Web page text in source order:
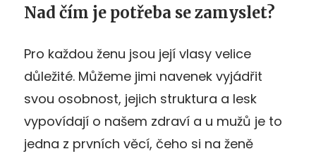
Nad čím je potřeba se zamyslet?
Pro každou ženu jsou její vlasy velice
důležité. Můžeme jimi navenek vyjádřit
svou osobnost, jejich struktura a lesk
vypovídají o našem zdraví a u mužů je to
jedna z prvních věcí, čeho si na ženě